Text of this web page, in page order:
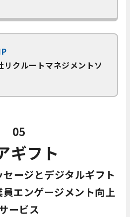
クルートマネジメントソ
05
ギフト
ージとデジタルギフト
エンゲージメント向上
ービス